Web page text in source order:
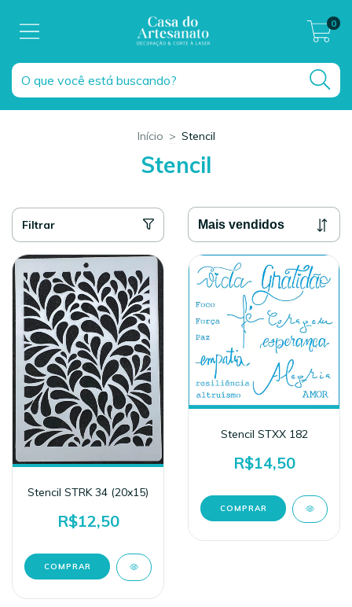
0
Início > Stencil
Stencil
Filtrar
Stencil STRK 34 (20x15)
R$12,50
Stencil STXX 182
R$14,50